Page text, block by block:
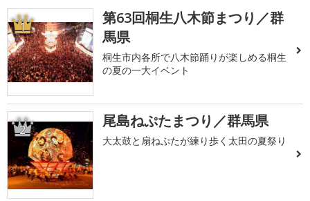
1
第63回桐生八木節まつり／群
馬県
桐生市内各所で八木節踊りが楽しめる桐生
の夏の一大イベント
2 尾島ねぷたまつり／群馬県
大太鼓と扇ねぷたが練り歩く太田の夏祭り